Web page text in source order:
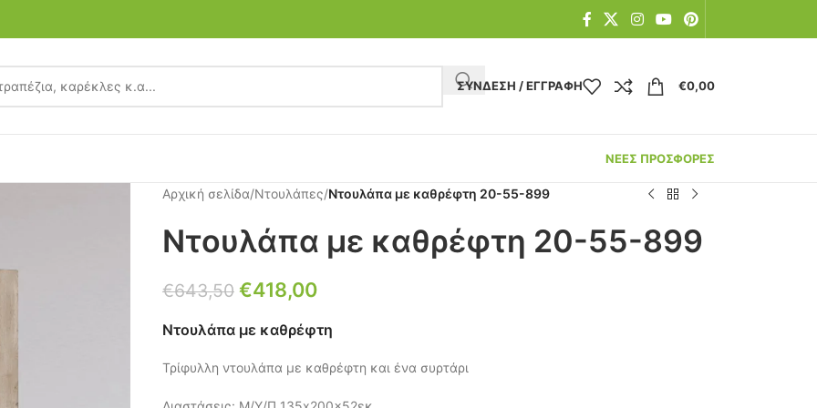
ΣΎΝΔΕΣΗ / ΕΓΓΡΑΦΉ €0,00
ΝΕΕΣ ΠΡΟΣΦΟΡΕΣ
Αρχική σελίδα/Ντουλάπες/Ντουλάπα με καθρέφτη 20-55-899
Ντουλάπα με καθρέφτη 20-55-899
€643,50 €418,00
Ντουλάπα με καθρέφτη
Τρίφυλλη ντουλάπα με καθρέφτη και ένα συρτάρι